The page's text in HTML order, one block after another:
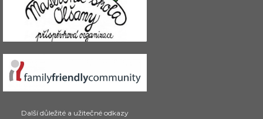
Další důležité a užitečné odkazy